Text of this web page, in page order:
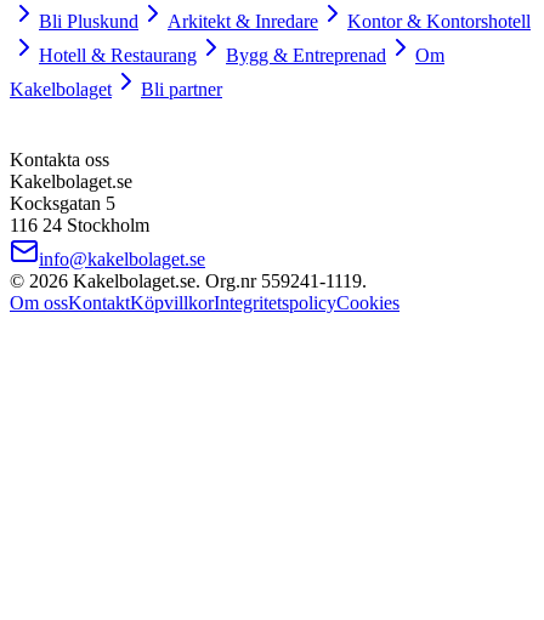
Bli Pluskund
Arkitekt & Inredare
Kontor & Kontorshotell
Hotell & Restaurang
Bygg & Entreprenad
Om
Kakelbolaget
Bli partner
Kontakta oss
Kakelbolaget.se
Kocksgatan 5
116 24 Stockholm
info@kakelbolaget.se
© 2026 Kakelbolaget.se. Org.nr 559241‑1119.
Om ossKontaktKöpvillkorIntegritetspolicyCookies